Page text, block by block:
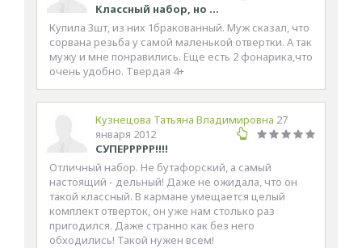
Классный набор, но ...
Купила 3шт, из них 1бракованный. Муж сказал, что
сорвана резьба у самой маленькой отвертки. А так
мужу и мне понравились. Еще есть 2 фонарика,что
очень удобно. Твердая 4+
Кузнецова Татьяна Владимировна 27
января 2012
СУПЕРРРРР!!!!
Отличный набор. Не бутафорский, а самый
настоящий - дельный! Даже не ожидала, что он
такой классный. В кармане умещается целый
комплект отверток, он уже нам столько раз
пригодился. Даже странно как без него
обходились! Такой нужен всем!